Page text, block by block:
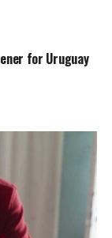
for Uruguay